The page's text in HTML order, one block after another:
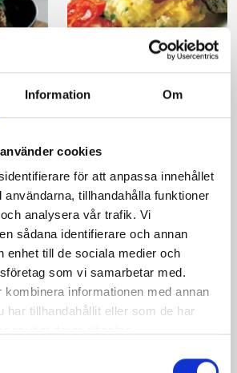
Information Om
cookies
för att anpassa innehållet
användarna, tillhandahålla funktioner
analysera vår trafik. Vi
sådana identifierare och annan
enhet till de sociala medier och
som vi samarbetar med.
informationen med annan
har tillhandahållit eller som de har
Stekt lövbiff med
örtpotatismos
receptet: